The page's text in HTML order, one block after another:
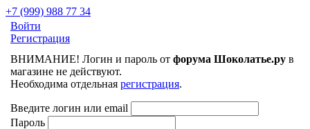
+7 (999) 988 77 34
Войти
Регистрация
ВНИМАНИЕ! Логин и пароль от форума Шоколатье.ру в
магазине не действуют.
Необходима отдельная регистрация.
Введите логин или email
Пароль